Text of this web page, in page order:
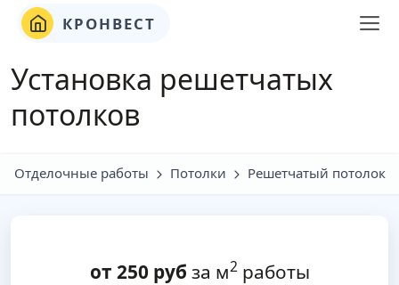
КРОНВЕСТ
Установка решетчатых
потолков
Отделочные работы Потолки Решетчатый потолок
от 250руб за м2работы